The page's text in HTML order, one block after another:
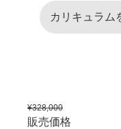
カリキュラム
¥328,000
販売価格